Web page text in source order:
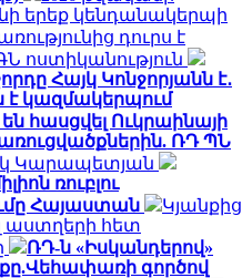
երեք կենդանակերպի
դուրս է
ոստիկանություն
Հայկ Կոնջորյանն է․
է կազմակերպում
հասցվել Ուկրաինայի
ՌԴ ՊՆ
Կարապետյան
ռուբլու
Հայաստան
Կյանքից
աստղերի հետ
ՌԴ-ն «Իսկանդերով»
գործով